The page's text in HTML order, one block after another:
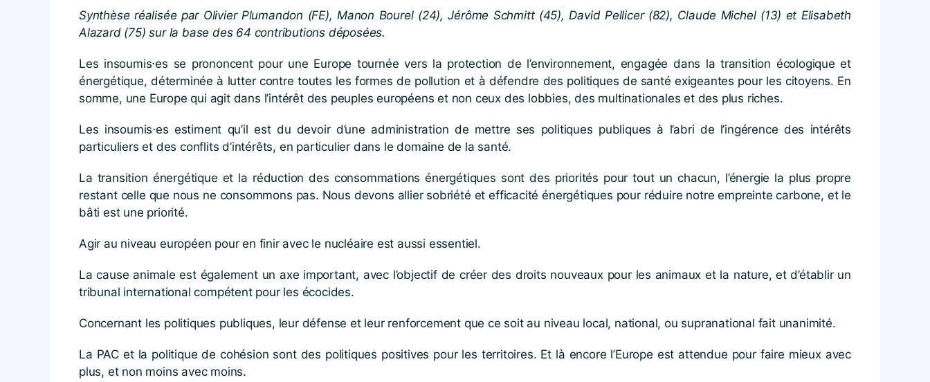
Synthèse réalisée par Olivier Plumandon (FE), Manon Bourel (24), Jérôme Schmitt (45), David Pellicer (82), Claude Michel (13) et Elisabeth
Alazard (75) sur la base des 64 contributions déposées.
Les insoumis⋅es se prononcent pour une Europe tournée vers la protection de l’environnement, engagée dans la transition écologique et
énergétique, déterminée à lutter contre toutes les formes de pollution et à défendre des politiques de santé exigeantes pour les citoyens. En
somme, une Europe qui agit dans l’intérêt des peuples européens et non ceux des lobbies, des multinationales et des plus riches.
Les insoumis⋅es estiment qu’il est du devoir d’une administration de mettre ses politiques publiques à l’abri de l’ingérence des intérêts
particuliers et des conflits d’intérêts, en particulier dans le domaine de la santé.
La transition énergétique et la réduction des consommations énergétiques sont des priorités pour tout un chacun, l’énergie la plus propre
restant celle que nous ne consommons pas. Nous devons allier sobriété et efficacité énergétiques pour réduire notre empreinte carbone, et le
bâti est une priorité.
Agir au niveau européen pour en finir avec le nucléaire est aussi essentiel.
La cause animale est également un axe important, avec l’objectif de créer des droits nouveaux pour les animaux et la nature, et d’établir un
tribunal international compétent pour les écocides.
Concernant les politiques publiques, leur défense et leur renforcement que ce soit au niveau local, national, ou supranational fait unanimité.
La PAC et la politique de cohésion sont des politiques positives pour les territoires. Et là encore l’Europe est attendue pour faire mieux avec
plus, et non moins avec moins.